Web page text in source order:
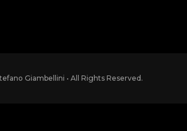
Giambellini • All Rights Reserved.